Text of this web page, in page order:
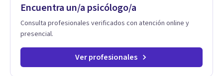
a superar experiencias traumáticas y mejorar tu calidad de
vida. Tratamiento de Adicciones.
Encuentra un/a psicólogo/a
Consulta profesionales verificados con atención online y
presencial.
Ver profesionales